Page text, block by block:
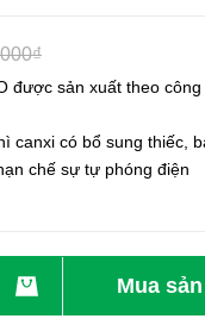
được sản xuất theo
canxi có bổ sung thiếc,
chế sự tự phóng điện
Mua